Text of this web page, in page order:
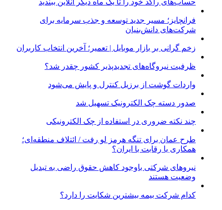
حساب‌های راکد خود را تا یک ماه دیگر آنلاین ببندید
فرانچایز؛ مسیر جدید توسعه و جذب سرمایه برای
شرکت‌های دانش‌بنیان
زخم گرانی بر بازار موبایل | تعمیر؛ آخرین انتخاب کاربران
ظرفیت نیروگاه‌های تجدیدپذیر کشور چقدر شد؟
واردات گوشت از برزیل کنترل و پایش می‌شود
صدور دسته چک الکترونیک تسهیل شد
چند نکته ضروری در استفاده از چک الکترونیکی
طرح عمان برای تنگه هرمز لو رفت / ائتلاف منطقه‌ای؛
همکاری یا رقابت با ایران؟
نیروهای شرکتی باوجود کاهش حقوق راضی به تبدیل
وضعیت هستند
کدام شرکت بیمه بیشترین شکایت را دارد؟